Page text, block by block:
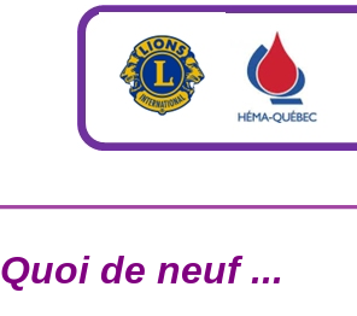
Quoi de neuf ...